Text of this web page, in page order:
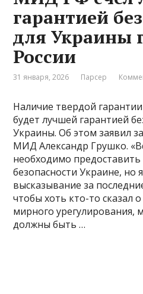
гарантией
для Украины
России
31 января, 2026 Парсер
Наличие твердой
будет лучшей гарантией
Украины. Об этом заявил
МИД Александр Грушко.
необходимо предоставить
безопасности Украине,
высказывание за
чтобы хоть кто-то сказал
мирного урегулирования,
должны быть …